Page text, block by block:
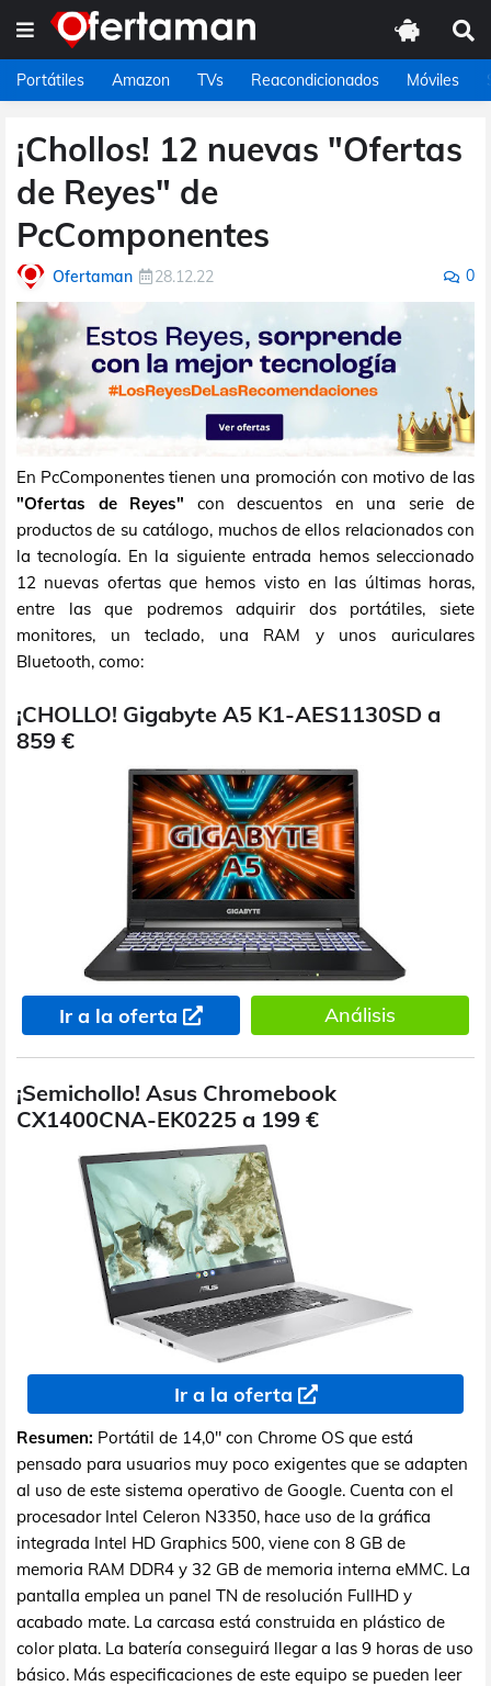
Portátiles Amazon TVs Reacondicionados Móviles
¡Chollos! 12 nuevas "Ofertas
de Reyes" de
PcComponentes
Ofertaman 28.12.22 0
En PcComponentes tienen una promoción con motivo de las
"Ofertas de Reyes" con descuentos en una serie de
productos de su catálogo, muchos de ellos relacionados con
la tecnología. En la siguiente entrada hemos seleccionado
12 nuevas ofertas que hemos visto en las últimas horas,
entre las que podremos adquirir dos portátiles, siete
monitores, un teclado, una RAM y unos auriculares
Bluetooth, como:
¡CHOLLO! Gigabyte A5 K1-AES1130SD a
859 €
Ir a la oferta Análisis
¡Semichollo! Asus Chromebook
CX1400CNA-EK0225 a 199 €
Ir a la oferta
Resumen: Portátil de 14,0" con Chrome OS que está
pensado para usuarios muy poco exigentes que se adapten
al uso de este sistema operativo de Google. Cuenta con el
procesador Intel Celeron N3350, hace uso de la gráfica
integrada Intel HD Graphics 500, viene con 8 GB de
memoria RAM DDR4 y 32 GB de memoria interna eMMC. La
pantalla emplea un panel TN de resolución FullHD y
acabado mate. La carcasa está construida en plástico de
color plata. La batería conseguirá llegar a las 9 horas de uso
básico. Más especificaciones de este equipo se pueden leer